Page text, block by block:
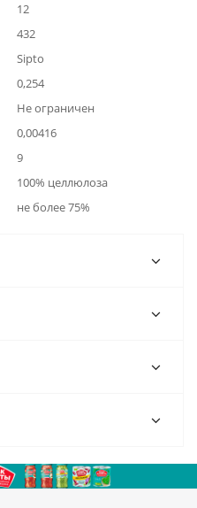
12
432
Sipto
0,254
Не ограничен
0,00416
9
100% целлюлоза
не более 75%